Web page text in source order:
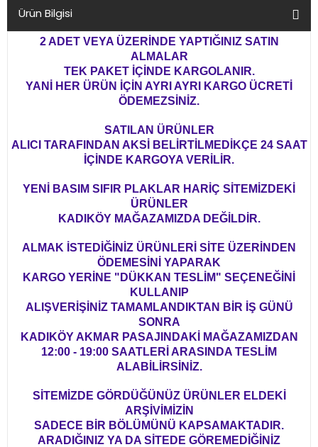
Ürün Bilgisi
2 ADET VEYA ÜZERİNDE YAPTIĞINIZ SATIN
ALMALAR
TEK PAKET İÇİNDE KARGOLANIR.
YANİ HER ÜRÜN İÇİN AYRI AYRI KARGO ÜCRETİ
ÖDEMEZSİNİZ.
SATILAN ÜRÜNLER
ALICI TARAFINDAN AKSİ BELİRTİLMEDİKÇE 24 SAAT
İÇİNDE KARGOYA VERİLİR.
YENİ BASIM SIFIR PLAKLAR HARİÇ SİTEMİZDEKİ
ÜRÜNLER
KADIKÖY MAĞAZAMIZDA DEĞİLDİR.
ALMAK İSTEDİĞİNİZ ÜRÜNLERİ SİTE ÜZERİNDEN
ÖDEMESİNİ YAPARAK
KARGO YERİNE "DÜKKAN TESLİM" SEÇENEĞİNİ
KULLANIP
ALIŞVERİŞİNİZ TAMAMLANDIKTAN BİR İŞ GÜNÜ
SONRA
KADIKÖY AKMAR PASAJINDAKİ MAĞAZAMIZDAN
12:00 - 19:00 SAATLERİ ARASINDA TESLİM
ALABİLİRSİNİZ.
SİTEMİZDE GÖRDÜĞÜNÜZ ÜRÜNLER ELDEKİ
ARŞİVİMİZİN
SADECE BİR BÖLÜMÜNÜ KAPSAMAKTADIR.
ARADIĞINIZ YA DA SİTEDE GÖREMEDİĞİNİZ